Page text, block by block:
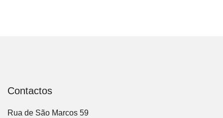
Contactos
Rua de São Marcos 59